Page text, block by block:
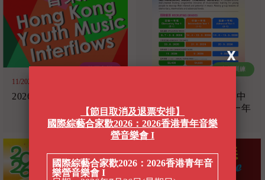
11/2026 - 12/2026
2026 香港青年音樂匯演
2026/27器樂訓練計劃中
級一年班(I-1)及高級一年
班(A-1)招生
【節目取消及退票安排】
國際綜藝合家歡2026：2026香港青年音樂
營音樂會 I
國際綜藝合家歡2026：2026香港青年音
樂營音樂會 I